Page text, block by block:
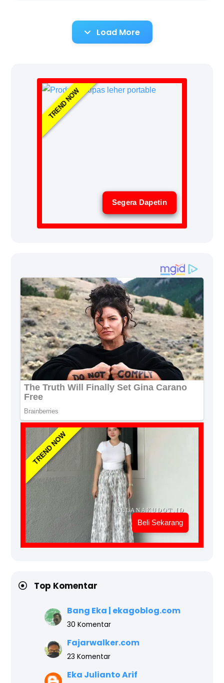
Load More
TREND NOW
Segera Dapetin
TREND NOW
Beli Sekarang
Top Komentar
Bang Eka | ekagoblog.com
30 Komentar
Fajarwalker.com
23 Komentar
Eka Julianto Arif